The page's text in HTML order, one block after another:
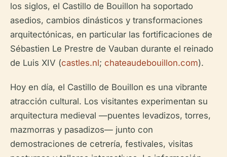
los siglos, el Castillo de Bouillon ha soportado
asedios, cambios dinásticos y transformaciones
arquitectónicas, en particular las fortificaciones de
Sébastien Le Prestre de Vauban durante el reinado
de Luis XIV (castles.nl; chateaudebouillon.com).
Hoy en día, el Castillo de Bouillon es una vibrante
atracción cultural. Los visitantes experimentan su
arquitectura medieval —puentes levadizos, torres,
mazmorras y pasadizos— junto con
demostraciones de cetrería, festivales, visitas